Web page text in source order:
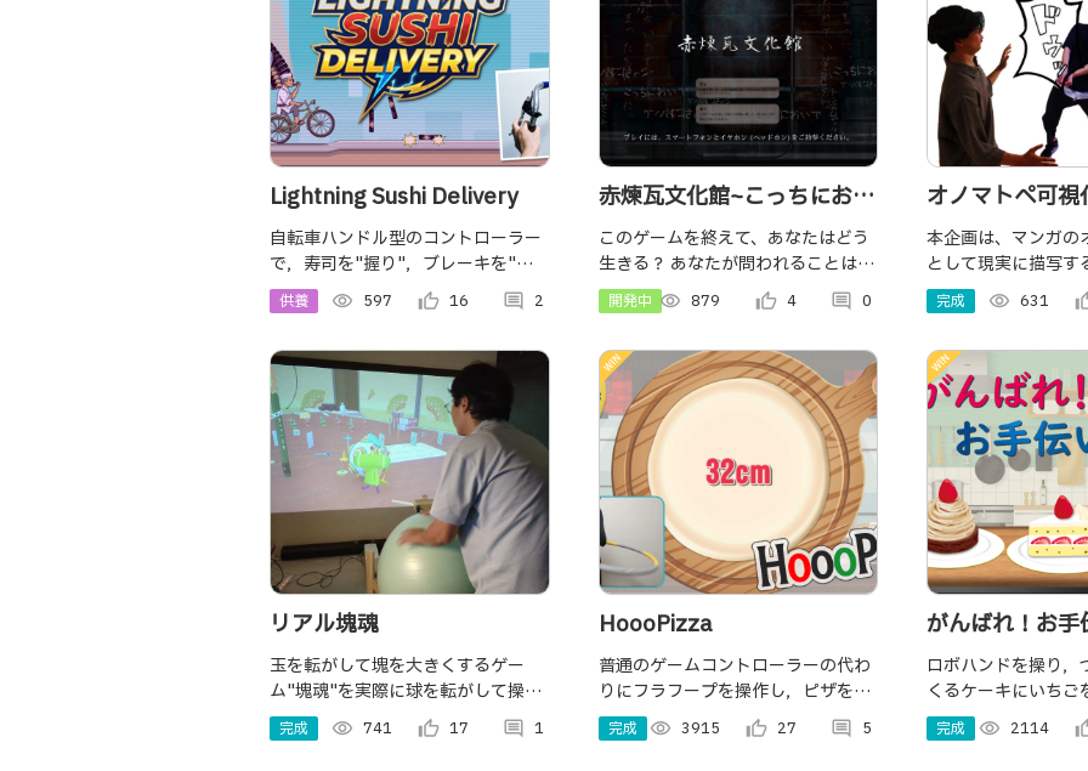
Lightning Sushi Delivery
自転車ハンドル型のコントローラー
で，寿司を"握り"，ブレーキを"握
り"，最速寿司配達を目指す横スク
ロールアクションゲームです．
供養 visibility 597 thumb_up_alt 16 comment 2
赤煉瓦文化館~こっちにおい
で~
このゲームを終えて、あなたはどう
生きる？ あなたが問われることは、
2つ。 1. あなた自身の理想 2.生きる
意義 福岡市赤煉瓦文化館を舞台に、
験型Webホラーゲーム。
開発中 visibility 879 thumb_up_alt 4 comment 0
オノマトペ可視
ンガ的観戦拡張
本企画は、マンガの
として現実に描写す
者の観戦体験を拡張
としています。
完成 visibility 631
リアル塊魂
玉を転がして塊を大きくするゲー
ム"塊魂"を実際に球を転がして操作
するゲーミングコントローラー
完成 visibility 741 thumb_up_alt 17 comment 1
HoooPizza
普通のゲームコントローラーの代わ
りにフラフープを操作し，ピザを作
る体験型ゲームです．Spin the hula
hoop to make the largest pizza
完成 visibility 3915 thumb_up_alt 27 comment 5
がんばれ！お手
ロボハンドを操り，
くるケーキにいちご
車用ポンプ型コント
て，ケーキを完成さ
完成 visibility 2114